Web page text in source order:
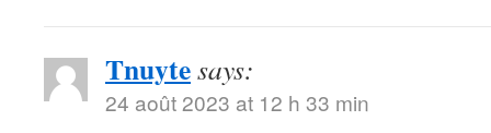
Tnuytesays:
24 août 2023 at 12 h 33 min